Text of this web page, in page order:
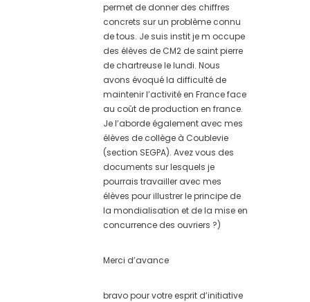
permet de donner des chiffres
concrets sur un problème connu
de tous. Je suis instit je m occupe
des élèves de CM2 de saint pierre
de chartreuse le lundi. Nous
avons évoqué la difficulté de
maintenir l’activité en France face
au coût de production en france.
Je l’aborde également avec mes
élèves de collège à Coublevie
(section SEGPA). Avez vous des
documents sur lesquels je
pourrais travailler avec mes
élèves pour illustrer le principe de
la mondialisation et de la mise en
concurrence des ouvriers ?)
Merci d’avance
bravo pour votre esprit d’initiative